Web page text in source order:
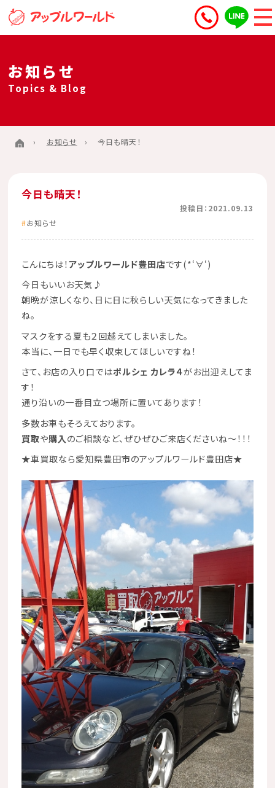
お知らせ
Topics & Blog
お知らせ 今日も晴天！
今日も晴天！
投稿日：2021.09.13
お知らせ
こんにちは！アップルワールド豊田店です(*‘∀‘)
今日もいいお天気♪
朝晩が涼しくなり、日に日に秋らしい天気になってきました
ね。
マスクをする夏も２回越えてしまいました。
本当に、一日でも早く収束してほしいですね！
さて、お店の入り口ではポルシェ カレラ４がお出迎えしてま
す！
通り沿いの一番目立つ場所に置いてあります！
多数お車もそろえております。
買取や購入のご相談など、ぜひぜひご来店くださいね～！！！
★車買取なら愛知県豊田市のアップルワールド豊田店★